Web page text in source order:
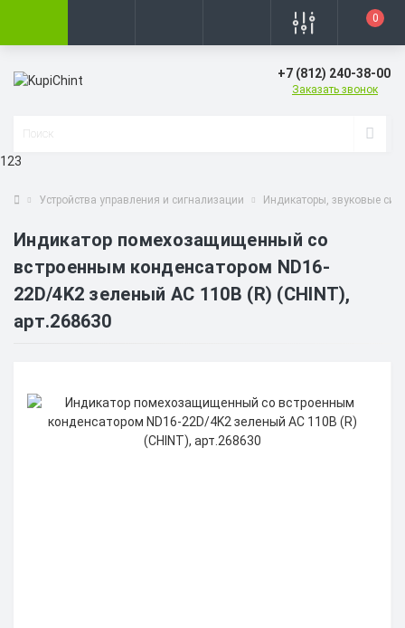
0
+7 (812) 240-38-00
Заказать звонок
123
Устройства управления и сигнализации Индикаторы, звуковые
Индикатор помехозащищенный со
встроенным конденсатором ND16-
22D/4K2 зеленый АС 110В (R) (CHINT),
арт.268630